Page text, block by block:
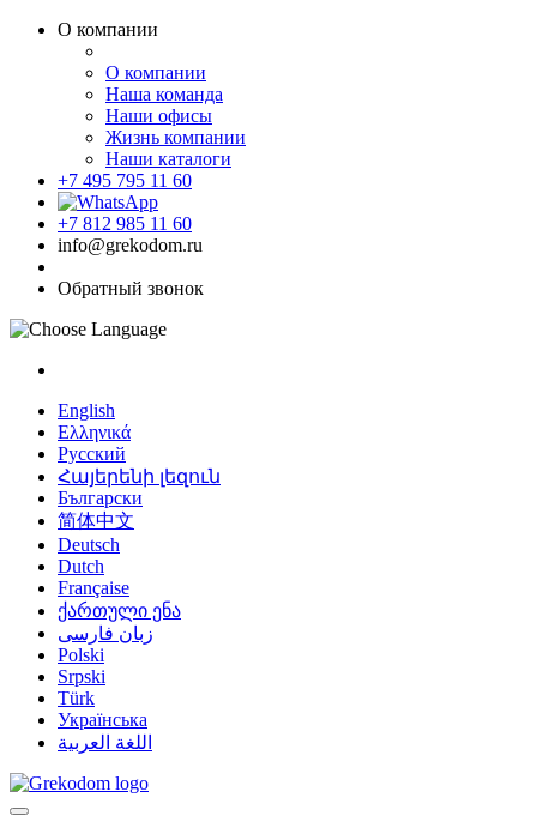
О компании
О компании
Наша команда
Наши офисы
Жизнь компании
Наши каталоги
+7 495 795 11 60
+7 812 985 11 60
info@grekodom.ru
Обратный звонок
English
Ελληνικά
Русский
Հայերենի լեզուն
Български
简体中文
Deutsch
Dutch
Française
ქართული ენა
زبان فارسی
Polski
Srpski
Türk
Українська
اللغة العربية